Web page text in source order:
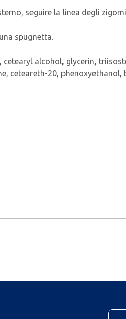
seguire la linea degli
spugnetta.
cetearyl alcohol, glycerin,
ceteareth-20,